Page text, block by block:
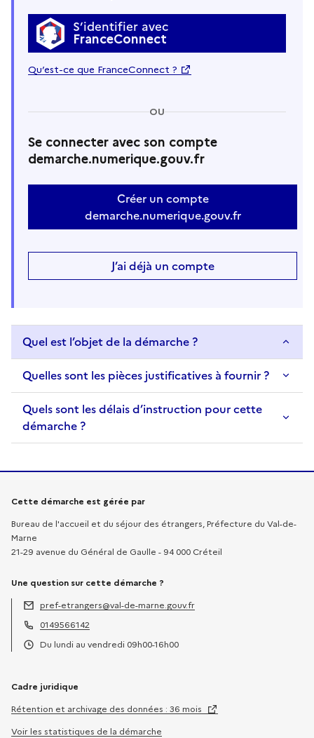
S’identifier avec
FranceConnect
Qu’est-ce que FranceConnect ?
OU
Se connecter avec son compte
demarche.numerique.gouv.fr
Créer un compte
demarche.numerique.gouv.fr
J’ai déjà un compte
Quel est l’objet de la démarche ?
Quelles sont les pièces justificatives à fournir ?
Quels sont les délais d’instruction pour cette
démarche ?
Informations sur la démarche
Cette démarche est gérée par
Bureau de l'accueil et du séjour des étrangers, Préfecture du Val-de-
Marne
21-29 avenue du Général de Gaulle - 94 000 Créteil
Une question sur cette démarche ?
Adresse électronique :
pref-etrangers@val-de-marne.gouv.fr
Téléphone :
0149566142
Du lundi au vendredi 09h00-16h00
Cadre juridique
Rétention et archivage des données : 36 mois
Voir les statistiques de la démarche